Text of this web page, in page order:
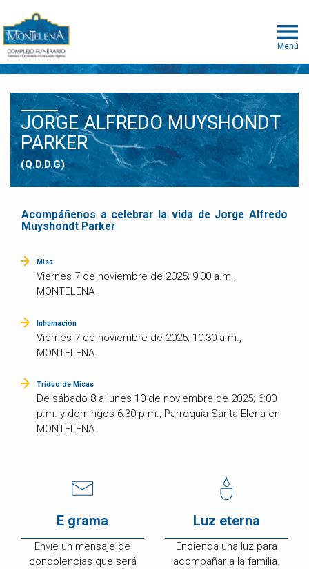
Menú
JORGE ALFREDO MUYSHONDT
PARKER
(Q.D.D.G)
Acompáñenos a celebrar la vida de Jorge Alfredo
Muyshondt Parker
Misa
Viernes 7 de noviembre de 2025; 9:00 a.m.,
MONTELENA
Inhumación
Viernes 7 de noviembre de 2025; 10:30 a.m.,
MONTELENA
Triduo de Misas
De sábado 8 a lunes 10 de noviembre de 2025; 6:00
p.m. y domingos 6:30 p.m., Parroquia Santa Elena en
MONTELENA
E grama
Envíe un mensaje de
condolencias que será
Luz eterna
Encienda una luz para
acompañar a la familia.